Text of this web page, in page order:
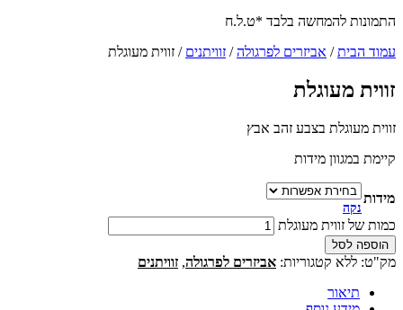
התמונות להמחשה בלבד *ט.ל.ח
עמוד הבית/ אביזרים לפרגולה/ זוויתנים / זווית מעוגלת
זווית מעוגלת
זווית מעוגלת בצבע זהב אבץ
קיימת במגוון מידות
מידות
נקה
כמות של זווית מעוגלת
הוספה לסל
מק"ט: ללא קטגוריות: אביזרים לפרגולה, זוויתנים
תיאור